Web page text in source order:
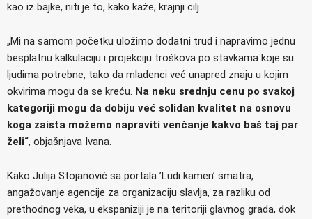
kao iz bajke, niti je to, kako kaže, krajnji cilj.
„Mi na samom početku uložimo dodatni trud i napravimo jednu
besplatnu kalkulaciju i projekciju troškova po stavkama koje su
ljudima potrebne, tako da mladenci već unapred znaju u kojim
okvirima mogu da se kreću. Na neku srednju cenu po svakoj
kategoriji mogu da dobiju već solidan kvalitet na osnovu
koga zaista možemo napraviti venčanje kakvo baš taj par
želi“, objašnjava Ivana.
Kako Julija Stojanović sa portala ’Ludi kamen’ smatra,
angažovanje agencije za organizaciju slavlja, za razliku od
prethodnog veka, u ekspaniziji je na teritoriji glavnog grada, dok